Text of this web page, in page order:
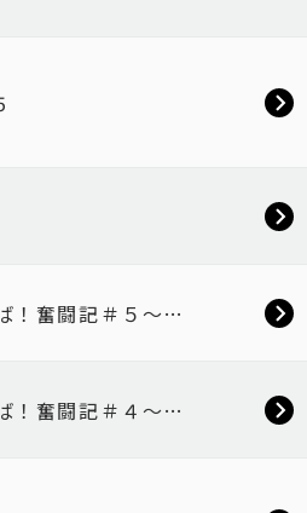
！奮闘記＃５～…
！奮闘記＃４～…